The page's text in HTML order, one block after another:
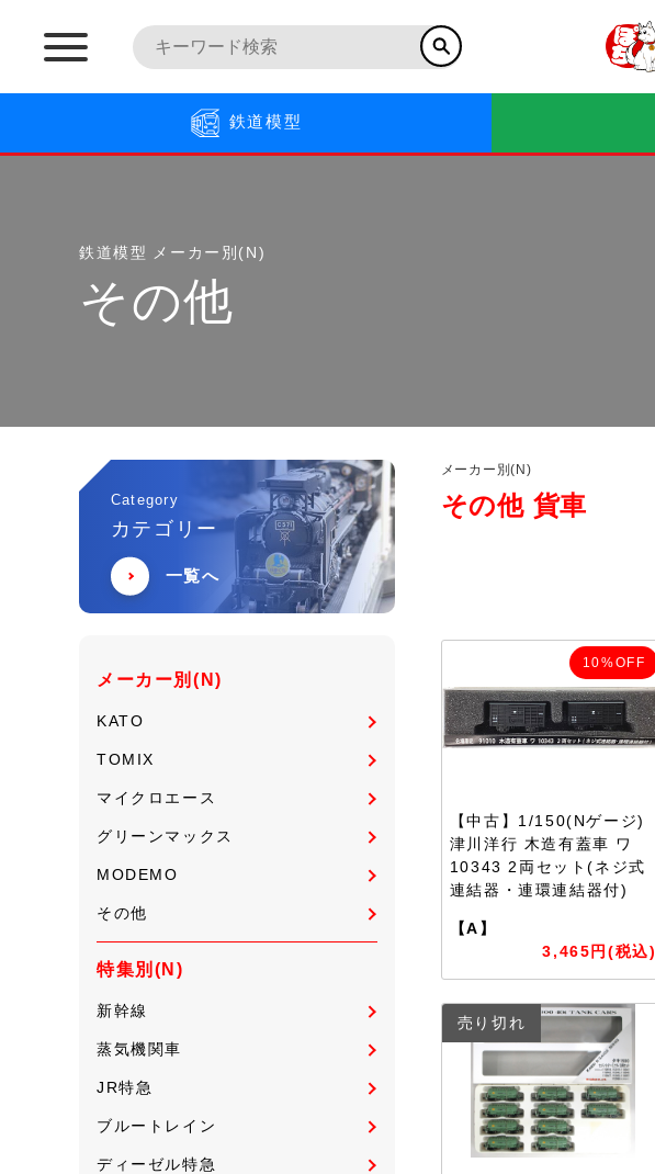
鉄道模型
鉄道模型 メーカー別(N)
その他
Category
カテゴリー
一覧へ
メーカー別(N)
KATO
TOMIX
マイクロエース
グリーンマックス
MODEMO
その他
特集別(N)
新幹線
蒸気機関車
JR特急
ブルートレイン
ディーゼル特急
メーカー別(N)
その他 貨車
10%OFF
【中古】1/150(Nゲージ)
津川洋行 木造有蓋車 ワ
10343 2両セット(ネジ式
連結器・連環連結器付)
【A】
3,465円(税込)
売り切れ